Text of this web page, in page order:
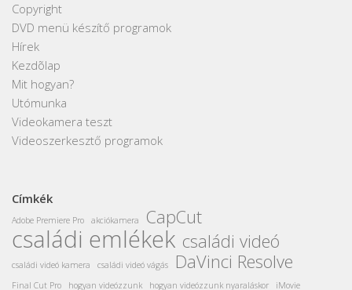
Copyright
DVD menü készítő programok
Hírek
Kezdõlap
Mit hogyan?
Utómunka
Videokamera teszt
Videoszerkesztő programok
Címkék
Adobe Premiere Pro akciókamera CapCut
családi emlékek családi videó
családi videó kamera családi videó vágás DaVinci Resolve
Final Cut Pro hogyan videózzunk hogyan videózzunk nyaraláskor
iMovie